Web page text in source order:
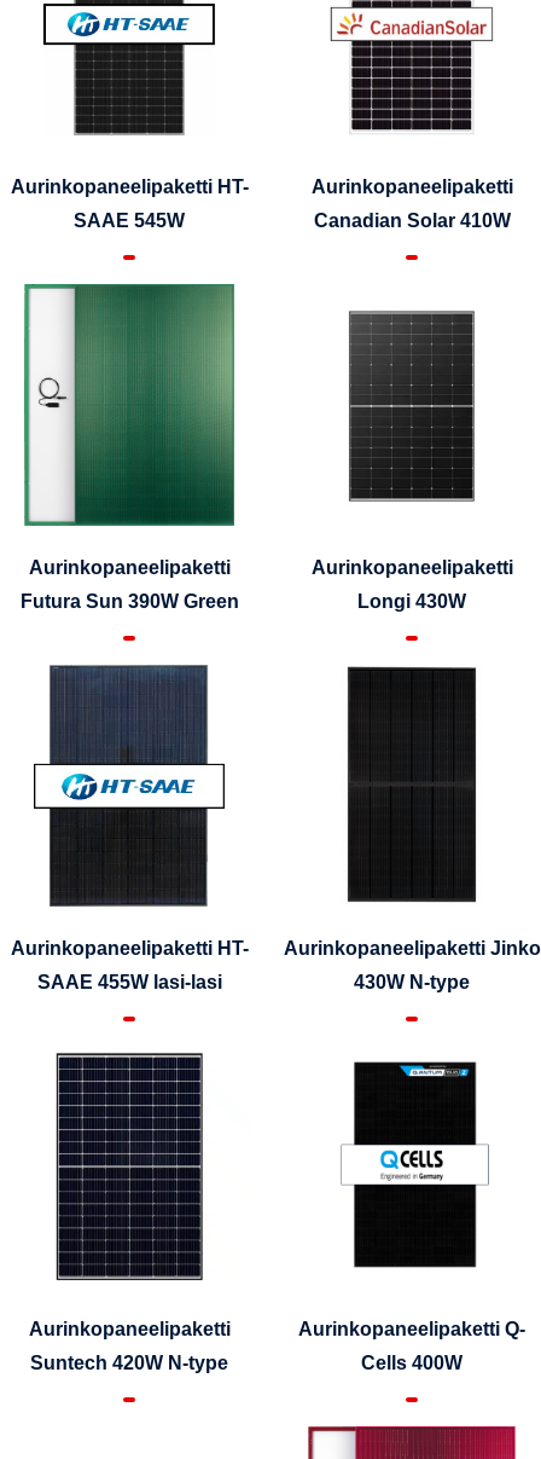
Aurinkopaneelipaketti HT-
SAAE 545W
Aurinkopaneelipaketti
Canadian Solar 410W
Aurinkopaneelipaketti
Futura Sun 390W Green
Aurinkopaneelipaketti
Longi 430W
Aurinkopaneelipaketti HT-
SAAE 455W lasi-lasi
Aurinkopaneelipaketti Jinko
430W N-type
Aurinkopaneelipaketti
Suntech 420W N-type
Aurinkopaneelipaketti Q-
Cells 400W